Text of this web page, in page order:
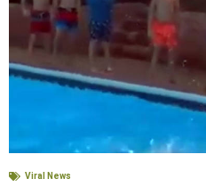
Viral News